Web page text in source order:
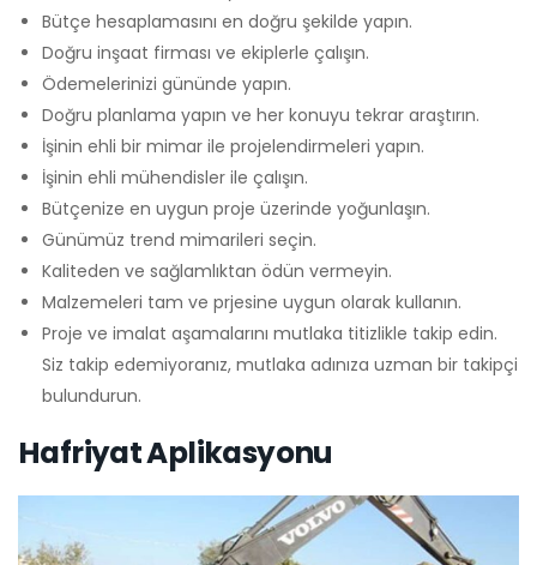
Bütçe hesaplamasını en doğru şekilde yapın.
Doğru inşaat firması ve ekiplerle çalışın.
Ödemelerinizi gününde yapın.
Doğru planlama yapın ve her konuyu tekrar araştırın.
İşinin ehli bir mimar ile projelendirmeleri yapın.
İşinin ehli mühendisler ile çalışın.
Bütçenize en uygun proje üzerinde yoğunlaşın.
Günümüz trend mimarileri seçin.
Kaliteden ve sağlamlıktan ödün vermeyin.
Malzemeleri tam ve prjesine uygun olarak kullanın.
Proje ve imalat aşamalarını mutlaka titizlikle takip edin.
Siz takip edemiyoranız, mutlaka adınıza uzman bir takipçi
bulundurun.
Hafriyat Aplikasyonu